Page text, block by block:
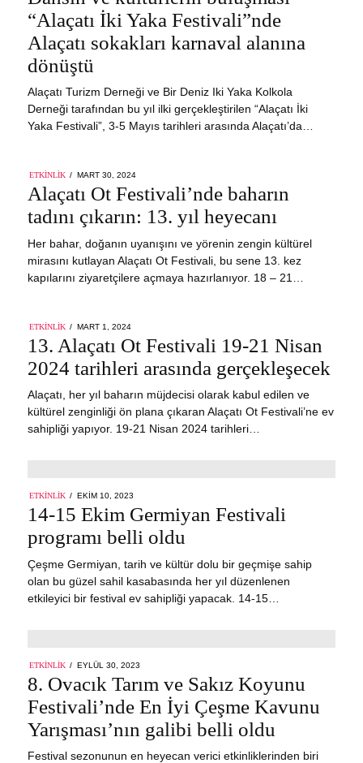
2024
“Alaçatı İki Yaka Festivali”nde
Alaçatı sokakları karnaval alanına
dönüştü
Alaçatı Turizm Derneği ve Bir Deniz Iki Yaka Kolkola
Derneği tarafından bu yıl ilki gerçekleştirilen “Alaçatı İki
Yaka Festivali”, 3-5 Mayıs tarihleri arasında Alaçatı’da…
ETKINLIK
POSTED
MART 30, 2024
Alaçatı Ot Festivali’nde baharın
tadını çıkarın: 13. yıl heyecanı
Her bahar, doğanın uyanışını ve yörenin zengin kültürel
mirasını kutlayan Alaçatı Ot Festivali, bu sene 13. kez
kapılarını ziyaretçilere açmaya hazırlanıyor. 18 – 21…
ETKINLIK
POSTED
ON
MART 1, 2024
13. Alaçatı Ot Festivali 19-21 Nisan
2024 tarihleri arasında gerçekleşecek
Alaçatı, her yıl baharın müjdecisi olarak kabul edilen ve
kültürel zenginliği ön plana çıkaran Alaçatı Ot Festivali’ne ev
sahipliği yapıyor. 19-21 Nisan 2024 tarihleri…
ETKINLIK
POSTED
ON
EKIM 10, 2023
13,
2023
14-15 Ekim Germiyan Festivali
programı belli oldu
Çeşme Germiyan, tarih ve kültür dolu bir geçmişe sahip
olan bu güzel sahil kasabasında her yıl düzenlenen
etkileyici bir festival ev sahipliği yapacak. 14-15…
ETKINLIK
POSTED
EYLÜL 30, 2023
8. Ovacık Tarım ve Sakız Koyunu
Festivali’nde En İyi Çeşme Kavunu
Yarışması’nın galibi belli oldu
Festival sezonunun en heyecan verici etkinliklerinden biri